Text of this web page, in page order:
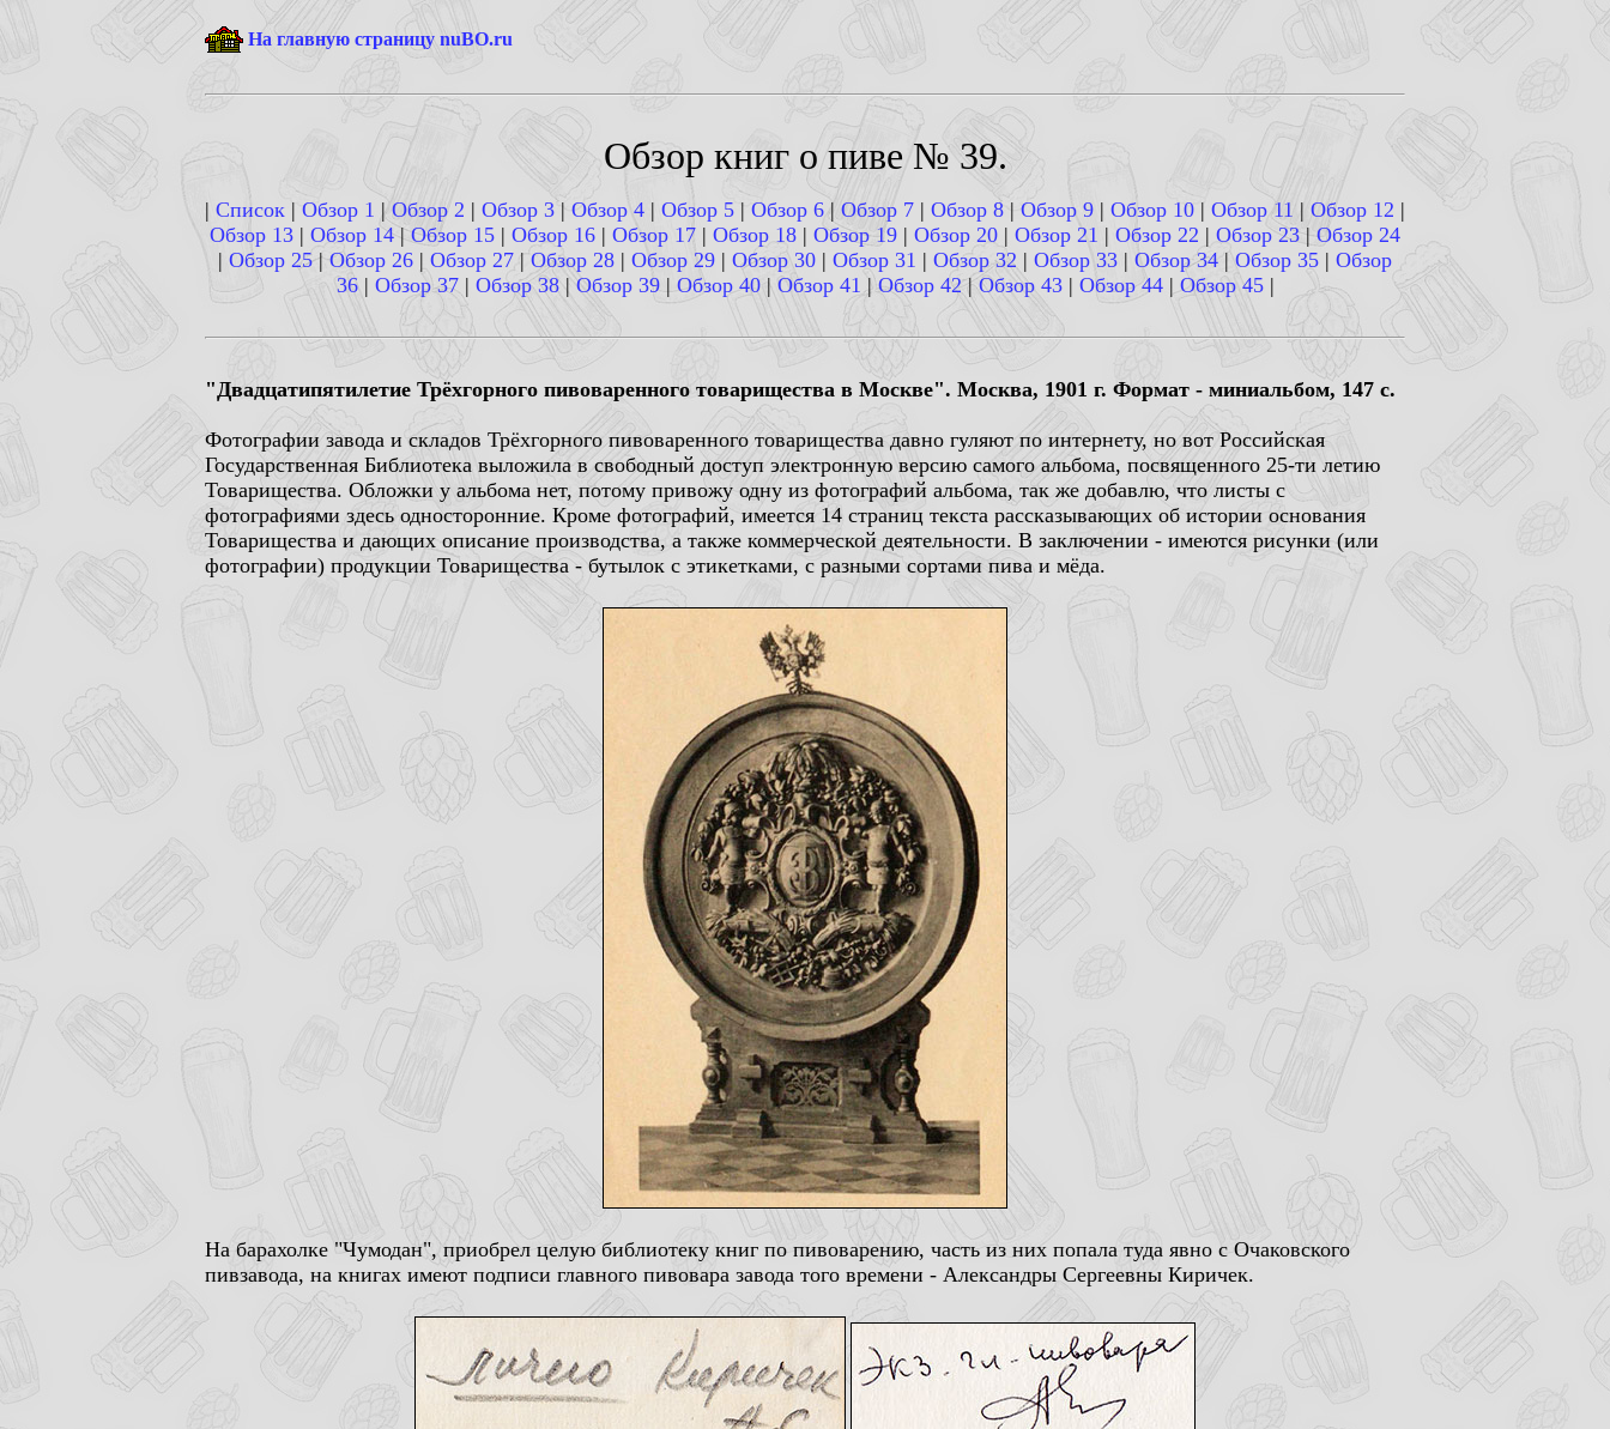
На главную страницу nuBO.ru
Обзор книг о пиве № 39.
| Список | Обзор 1 | Обзор 2 | Обзор 3 | Обзор 4 | Обзор 5 | Обзор 6 | Обзор 7 | Обзор 8 | Обзор 9 | Обзор 10 | Обзор 11 | Обзор 12 |
Обзор 13 | Обзор 14 |Обзор 15 | Обзор 16 | Обзор 17 | Обзор 18 | Обзор 19 | Обзор 20 | Обзор 21 | Обзор 22 | Обзор 23 |Обзор 24
| Обзор 25|Обзор 26 | Обзор 27 |Обзор 28 | Обзор 29 | Обзор 30 | Обзор 31 | Обзор 32 | Обзор 33 | Обзор 34 | Обзор 35 | Обзор
36| Обзор 37| Обзор 38|Обзор 39| Обзор 40| Обзор 41 |Обзор 42|Обзор 43| Обзор 44| Обзор 45|
"Двадцатипятилетие Трёхгорного пивоваренного товарищества в Москве". Москва, 1901 г. Формат - миниальбом, 147 с.
Фотографии завода и складов Трёхгорного пивоваренного товарищества давно гуляют по интернету, но вот Российская
Государственная Библиотека выложила в свободный доступ электронную версию самого альбома, посвященного 25-ти летию
Товарищества. Обложки у альбома нет, потому привожу одну из фотографий альбома, так же добавлю, что листы с
фотографиями здесь односторонние. Кроме фотографий, имеется 14 страниц текста рассказывающих об истории основания
Товарищества и дающих описание производства, а также коммерческой деятельности. В заключении - имеются рисунки (или
фотографии) продукции Товарищества - бутылок с этикетками, с разными сортами пива и мёда.
На барахолке "Чумодан", приобрел целую библиотеку книг по пивоварению, часть из них попала туда явно с Очаковского
пивзавода, на книгах имеют подписи главного пивовара завода того времени - Александры Сергеевны Киричек.